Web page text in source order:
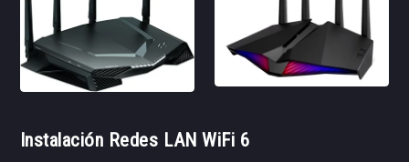
Instalación Redes LAN WiFi 6